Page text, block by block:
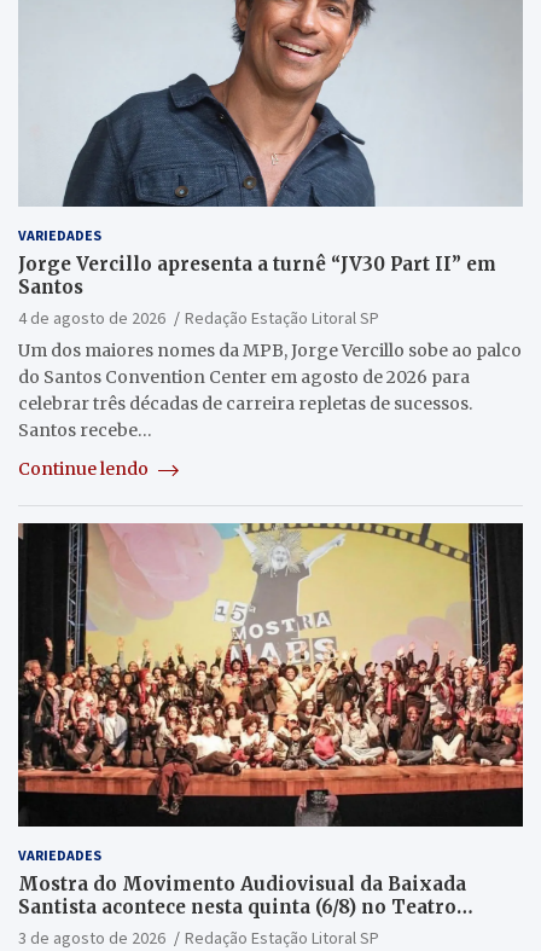
VARIEDADES
Jorge Vercillo apresenta a turnê “JV30 Part II” em
Santos
4 de agosto de 2026
Redação Estação Litoral SP
Um dos maiores nomes da MPB, Jorge Vercillo sobe ao palco
do Santos Convention Center em agosto de 2026 para
celebrar três décadas de carreira repletas de sucessos.
Santos recebe…
Continue lendo
VARIEDADES
Mostra do Movimento Audiovisual da Baixada
Santista acontece nesta quinta (6/8) no Teatro
Guarany
3 de agosto de 2026
Redação Estação Litoral SP